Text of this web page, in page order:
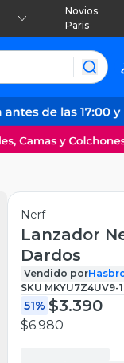
Novios
Paris
Nerf
Lanzador
Dardos
Vendido por
SKU MKYU7Z4UV9-1
51% $3.390
$6.980